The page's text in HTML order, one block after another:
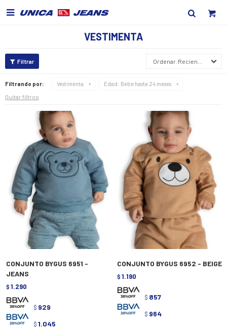

VESTIMENTA
Recientes
Filtrando por: Vestimenta Edad: Bebe hasta 24 meses
Quitar filtros
CONJUNTO BYGUS 6951 -
JEANS
$ 1.290
$ 929
$ 1.045
CONJUNTO BYGUS 6952 - BEIGE
$ 1.190
$ 857
$ 964